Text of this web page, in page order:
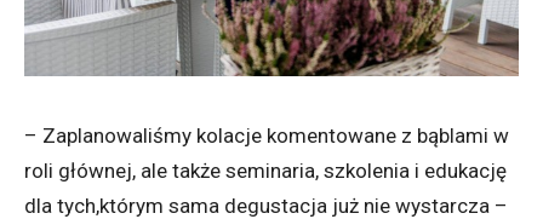
– Zaplanowaliśmy kolacje komentowane z bąblami w
roli głównej, ale także seminaria, szkolenia i edukację
dla tych,którym sama degustacja już nie wystarcza –